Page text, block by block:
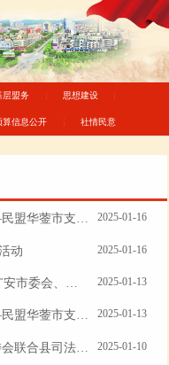
层盟务 思想建设
算信息公开 社情民意
春送温暖慰问活动 2025-01-16
动 2025-01-16
区矫正对象帮扶活动 2025-01-13
·蓥新生帮教”走访慰问活动 2025-01-13
带帮教”心理辅导讲座 2025-01-10